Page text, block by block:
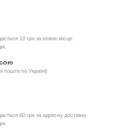
10 грн за кожне місце.
пошти по Україні)
60 грн за адресну доставку.